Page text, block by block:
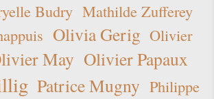
Budry Mathilde Zufferey
Olivia Gerig Olivier
May Olivier Papaux
Patrice Mugny Philippe